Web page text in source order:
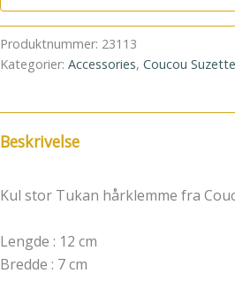
Produktnummer: 23113
Kategorier: Accessories, Coucou Suzette
Beskrivelse
Kul stor Tukan hårklemme fra
Lengde : 12 cm
Bredde : 7 cm